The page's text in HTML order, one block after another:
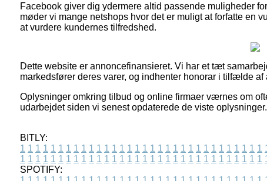
Facebook giver dig ydermere altid passende muligheder
møder vi mange netshops hvor det er muligt at forfatte en
at vurdere kundernes tilfredshed.
Dette website er annoncefinansieret. Vi har et tæt
markedsfører deres varer, og indhenter honorar i tilfælde
Oplysninger omkring tilbud og online firmaer værnes om
udarbejdet siden vi senest opdaterede de viste oplysninger.
BITLY:
1 1 1 1 1 1 1 1 1 1 1 1 1 1 1 1 1 1 1 1 1 1 1 1 1 1 1 1 1 1 1 1
1 1 1 1 1 1 1 1 1 1 1 1 1 1 1 1 1 1 1 1 1 1 1 1 1 1 1 1 1 1 1 1
SPOTIFY: